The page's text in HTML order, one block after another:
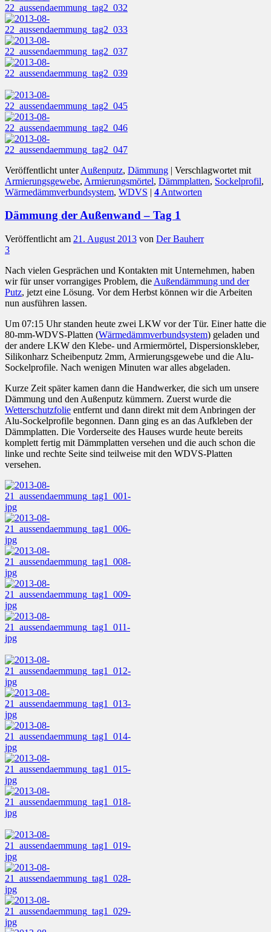
Veröffentlicht unter Außenputz, Dämmung | Verschlagwortet mit
Armierungsgewebe, Armierungsmörtel, Dämmplatten, Sockelprofil,
Wärmedämmverbundsystem, WDVS | 4 Antworten
Dämmung der Außenwand – Tag 1
Veröffentlicht am 21. August 2013 von Der Bauherr
3
Nach vielen Gesprächen und Kontakten mit Unternehmen, haben
wir für unser vorrangiges Problem, die Außendämmung und der
Putz, jetzt eine Lösung. Vor dem Herbst können wir die Arbeiten
nun ausführen lassen.
Um 07:15 Uhr standen heute zwei LKW vor der Tür. Einer hatte die
80-mm-WDVS-Platten (Wärmedämmverbundsystem) geladen und
der andere LKW den Klebe- und Armiermörtel, Dispersionskleber,
Silikonharz Scheibenputz 2mm, Armierungsgewebe und die Alu-
Sockelprofile. Nach wenigen Minuten war alles abgeladen.
Kurze Zeit später kamen dann die Handwerker, die sich um unsere
Dämmung und den Außenputz kümmern. Zuerst wurde die
Wetterschutzfolie entfernt und dann direkt mit dem Anbringen der
Alu-Sockelprofile begonnen. Dann ging es an das Aufkleben der
Dämmplatten. Die Vorderseite des Hauses wurde heute bereits
komplett fertig mit Dämmplatten versehen und die auch schon die
linke und rechte Seite sind teilweise mit den WDVS-Platten
versehen.